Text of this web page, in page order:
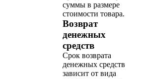
суммы в размере
стоимости товара.
Возврат
денежных
средств
Срок возврата
денежных средств
зависит от вида